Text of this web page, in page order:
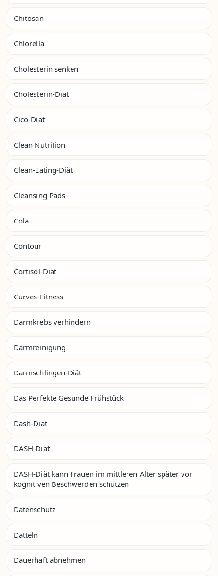
Chitosan
Chlorella
Cholesterin senken
Cholesterin-Diät
Cico-Diät
Clean Nutrition
Clean-Eating-Diät
Cleansing Pads
Cola
Contour
Cortisol-Diät
Curves-Fitness
Darmkrebs verhindern
Darmreinigung
Darmschlingen-Diät
Das Perfekte Gesunde Frühstück
Dash-Diät
DASH-Diät
DASH-Diät kann Frauen im mittleren Alter später vor
kognitiven Beschwerden schützen
Datenschutz
Datteln
Dauerhaft abnehmen